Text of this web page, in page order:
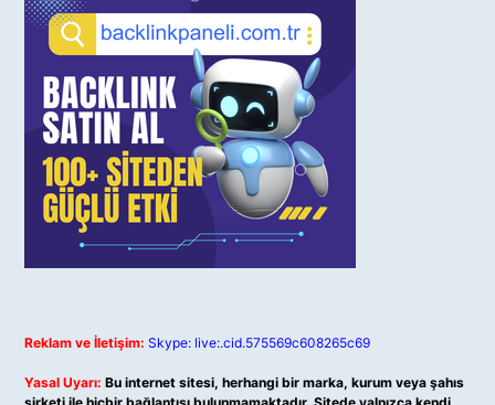
Reklam ve İletişim: Skype: live:.cid.575569c608265c69
Yasal Uyarı: Bu internet sitesi, herhangi bir marka, kurum veya şahıs